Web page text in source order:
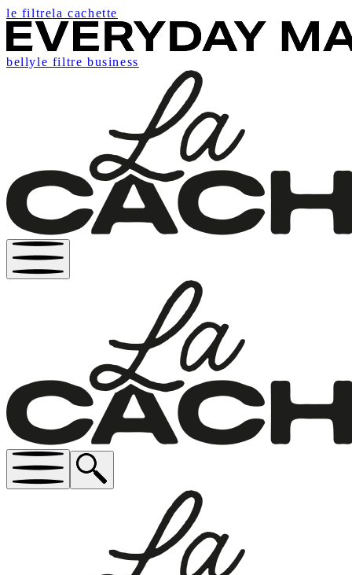
le filtrela cachette
bellyle filtre business